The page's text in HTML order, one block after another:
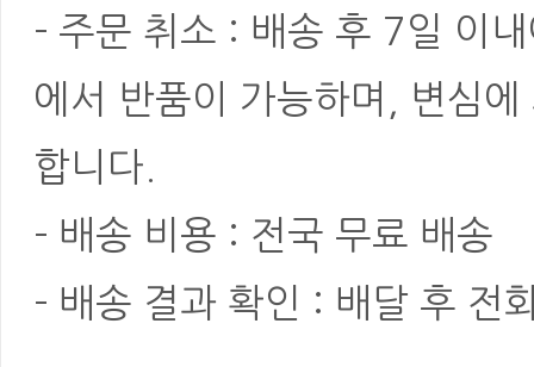
- 주문 취소 : 배송 후 7일 이
에서 반품이 가능하며, 변심
합니다.
- 배송 비용 : 전국 무료 배송
- 배송 결과 확인 : 배달 후 전